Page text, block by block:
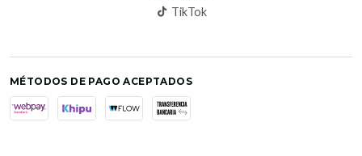
TikTok
MÉTODOS DE PAGO ACEPTADOS